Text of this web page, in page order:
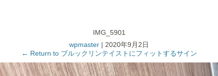
IMG_5901
wpmaster | 2020年9月2日
← Return to ブルックリンテイストにフィットするサイン